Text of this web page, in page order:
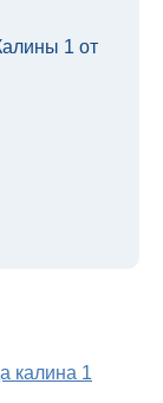
1 от
калина 1